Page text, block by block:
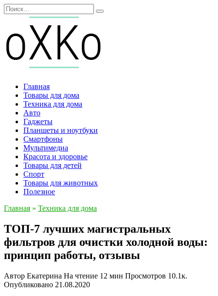
Перейти
к
содержанию
Search
for:
Главная
Товары для дома
Техника для дома
Авто
Гаджеты
Планшеты и ноутбуки
Смартфоны
Мультимедиа
Красота и здоровье
Товары для детей
Спорт
Товары для животных
Полезное
Главная » Техника для дома
ТОП-7 лучших магистральных
фильтров для очистки холодной воды:
принцип работы, отзывы
Автор Екатерина На чтение 12 мин Просмотров 10.1к.
Опубликовано 21.08.2020